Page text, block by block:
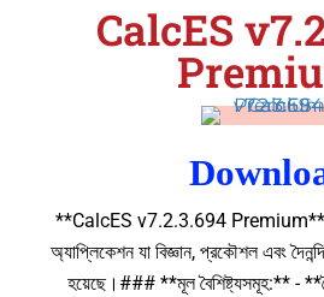
CalcES
**CalcES v7.2.3.694 Premium**
অ্যাপ্লিকেশন যা বিজ্ঞান, প্রকৌশল এবং
হয়েছে।### **মূল বৈশিষ্ট্যসমূহ:** -